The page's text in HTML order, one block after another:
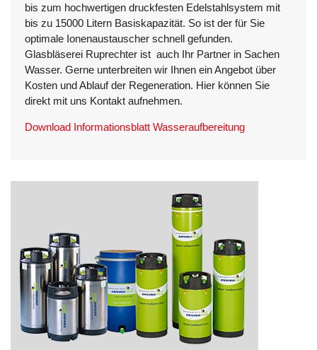
bis zum hochwertigen druckfesten Edelstahlsystem mit
bis zu 15000 Litern Basiskapazität. So ist der für Sie
optimale Ionenaustauscher schnell gefunden.
Glasbläserei Ruprechter ist auch Ihr Partner in Sachen
Wasser. Gerne unterbreiten wir Ihnen ein Angebot über
Kosten und Ablauf der Regeneration. Hier können Sie
direkt mit uns Kontakt aufnehmen.
Download Informationsblatt Wasseraufbereitung